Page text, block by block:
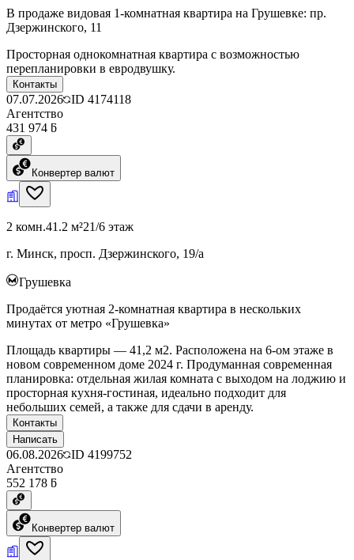
В продаже видовая 1-комнатная квартира на Грушевке: пр.
Дзержинского, 11
Просторная однокомнатная квартира с возможностью
перепланировки в евродвушку.
Контакты
07.07.2026 ID 4174118
Агентство
431 974 ƃ
Конвертер валют
2 комн.41.2 м²21/6 этаж
г. Минск, просп. Дзержинского, 19/а
Грушевка
Продаётся уютная 2-комнатная квартира в нескольких
минутах от метро «Грушевка»
Площадь квартиры — 41,2 м2. Расположена на 6-ом этаже в
новом современном доме 2024 г. Продуманная современная
планировка: отдельная жилая комната с выходом на лоджию и
просторная кухня-гостиная, идеально подходит для
небольших семей, а также для сдачи в аренду.
Контакты
Написать
06.08.2026 ID 4199752
Агентство
552 178 ƃ
Конвертер валют